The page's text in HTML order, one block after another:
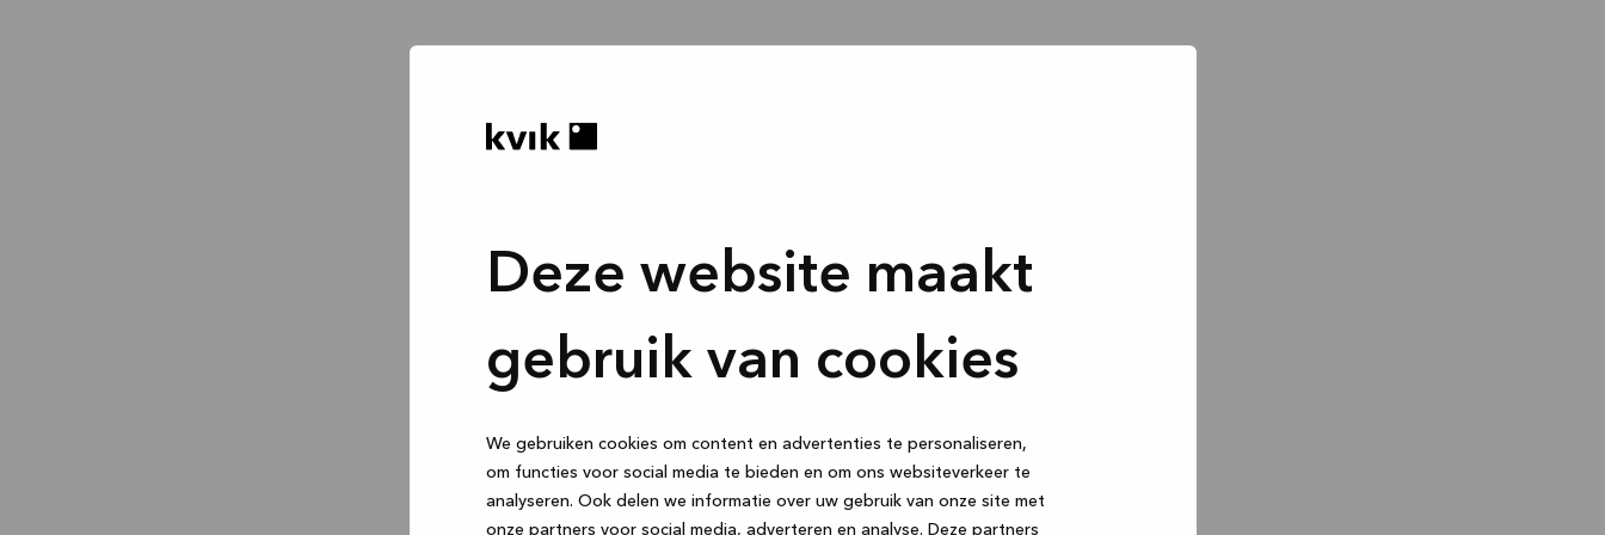
Deze website maakt
gebruik van cookies
We gebruiken cookies om content en advertenties te personaliseren,
om functies voor social media te bieden en om ons websiteverkeer te
analyseren. Ook delen we informatie over uw gebruik van onze site met
onze partners voor social media, adverteren en analyse. Deze partners